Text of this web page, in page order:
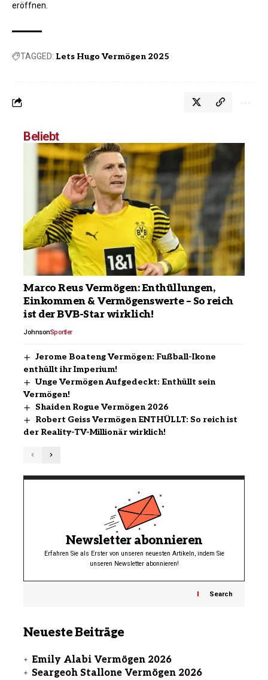
eröffnen.
TAGGED: Lets Hugo Vermögen 2025
Beliebt
Marco Reus Vermögen: Enthüllungen,
Einkommen & Vermögenswerte – So reich
ist der BVB-Star wirklich!
JohnsonSportler
Jerome Boateng Vermögen: Fußball-Ikone
enthüllt ihr Imperium!
Unge Vermögen Aufgedeckt: Enthüllt sein
Vermögen!
Shaiden Rogue Vermögen 2026
Robert Geiss Vermögen ENTHÜLLT: So reich ist
der Reality-TV-Millionär wirklich!
Newsletter abonnieren
Erfahren Sie als Erster von unseren neuesten Artikeln, indem Sie
unseren Newsletter abonnieren!
Search
Neueste Beiträge
Emily Alabi Vermögen 2026
Seargeoh Stallone Vermögen 2026